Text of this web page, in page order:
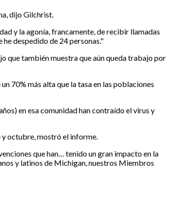
dijo Gilchrist.
y la agonía, francamente, de recibir llamadas
despedido de 24 personas."
que también muestra que aún queda trabajo por
70% más alta que la tasa en las poblaciones
en esa comunidad han contraído el virus y
octubre, mostró el informe.
que han… tenido un gran impacto en la
y latinos de Michigan, nuestros Miembros